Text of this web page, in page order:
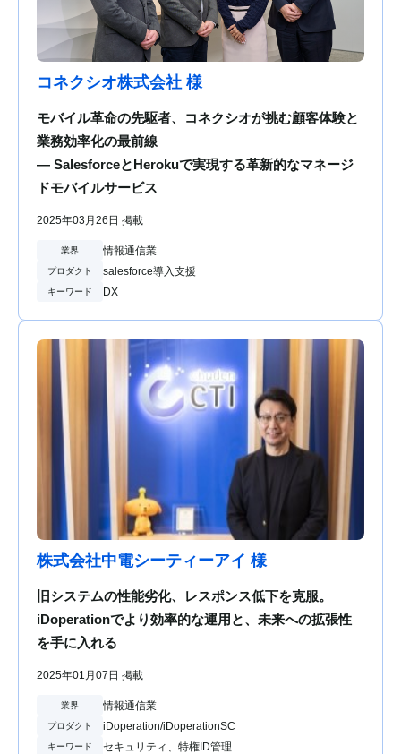
コネクシオ株式会社 様
モバイル革命の先駆者、コネクシオが挑む顧客体験と
業務効率化の最前線
― SalesforceとHerokuで実現する革新的なマネージ
ドモバイルサービス
2025年03月26日 掲載
業界 情報通信業
プロダクト salesforce導入支援
キーワード DX
株式会社中電シーティーアイ 様
旧システムの性能劣化、レスポンス低下を克服。
iDoperationでより効率的な運用と、未来への拡張性
を手に入れる
2025年01月07日 掲載
業界 情報通信業
プロダクト iDoperation/iDoperationSC
キーワード セキュリティ、特権ID管理